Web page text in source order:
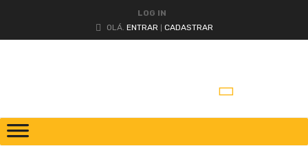
LOG IN
OLÁ. ENTRAR CADASTRAR